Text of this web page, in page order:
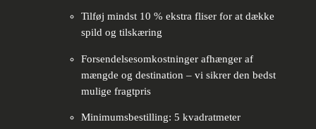
Tilføj mindst 10 % ekstra fliser for at dække
spild og tilskæring
Forsendelsesomkostninger afhænger af
mængde og destination – vi sikrer den bedst
mulige fragtpris
Minimumsbestilling: 5 kvadratmeter